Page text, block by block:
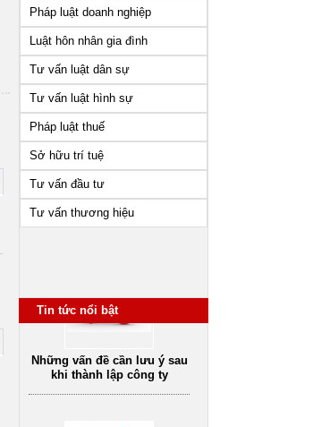
Pháp luật doanh nghiệp
Luật hôn nhân gia đình
Tư vấn luật dân sự
Tư vấn luật hình sự
Pháp luật thuế
Sở hữu trí tuệ
Tư vấn đầu tư
Tư vấn thương hiệu
Tin tức nổi bật
khi thành lập công ty